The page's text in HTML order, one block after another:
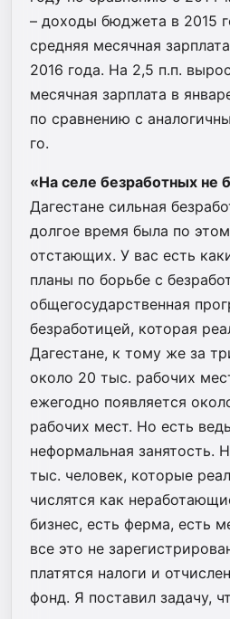
– доходы бюджета в 2015
средняя месячная
2016 года. На 2,5 п.п.
месячная зарплата в
по сравнению с
го.
«На селе безработных не
Дагестане сильная
долгое время была по
отстающих. У вас есть
планы по борьбе с
общегосударственная
безработицей, которая
Дагестане, к тому же за
около 20 тыс. рабочих
ежегодно появляется
рабочих мест. Но есть
неформальная занятость.
тыс. человек, которые
числятся как
бизнес, есть ферма, есть
все это не
платятся налоги и
фонд. Я поставил задачу,